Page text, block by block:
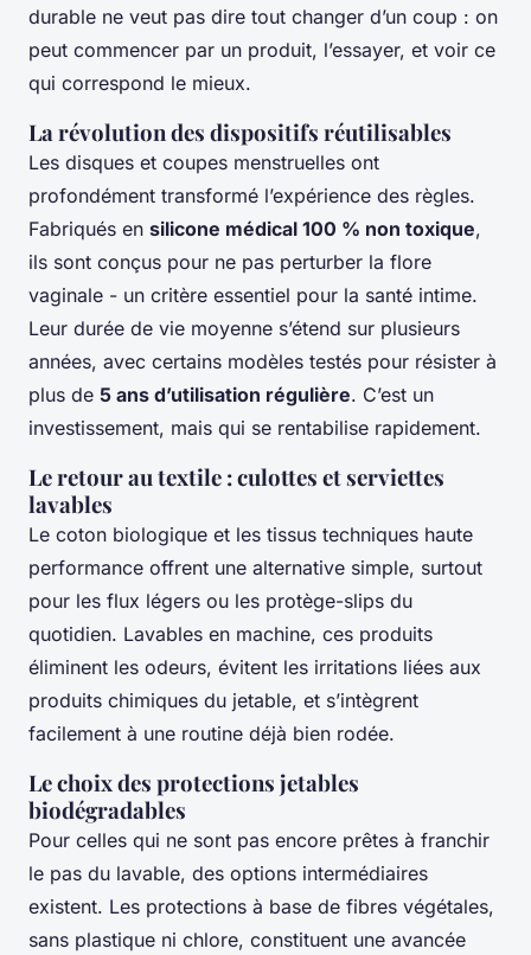
durable ne veut pas dire tout changer d’un coup : on
peut commencer par un produit, l’essayer, et voir ce
qui correspond le mieux.
La révolution des dispositifs réutilisables
Les disques et coupes menstruelles ont
profondément transformé l’expérience des règles.
Fabriqués en silicone médical 100 % non toxique,
ils sont conçus pour ne pas perturber la flore
vaginale - un critère essentiel pour la santé intime.
Leur durée de vie moyenne s’étend sur plusieurs
années, avec certains modèles testés pour résister à
plus de 5 ans d’utilisation régulière. C’est un
investissement, mais qui se rentabilise rapidement.
Le retour au textile : culottes et serviettes
lavables
Le coton biologique et les tissus techniques haute
performance offrent une alternative simple, surtout
pour les flux légers ou les protège-slips du
quotidien. Lavables en machine, ces produits
éliminent les odeurs, évitent les irritations liées aux
produits chimiques du jetable, et s’intègrent
facilement à une routine déjà bien rodée.
Le choix des protections jetables
biodégradables
Pour celles qui ne sont pas encore prêtes à franchir
le pas du lavable, des options intermédiaires
existent. Les protections à base de fibres végétales,
sans plastique ni chlore, constituent une avancée